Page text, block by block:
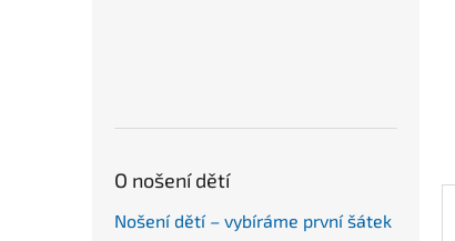
O nošení dětí
Nošení dětí – vybíráme první šátek